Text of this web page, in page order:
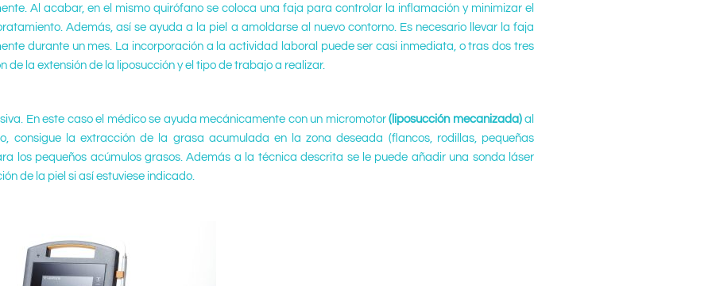
Al acabar, en el mismo quirófano se coloca una faja para controlar la inflamación y minimizar el
Además, así se ayuda a la piel a amoldarse al nuevo contorno. Es necesario llevar la faja
durante un mes. La incorporación a la actividad laboral puede ser casi inmediata, o tras dos tres
de la extensión de la liposucción y el tipo de trabajo a realizar.
En este caso el médico se ayuda mecánicamente con un micromotor(liposucción mecanizada)al
consigue la extracción de la grasa acumulada en la zona deseada (flancos, rodillas, pequeñas
los pequeños acúmulos grasos. Además a la técnica descrita se le puede añadir una sonda láser
de la piel si así estuviese indicado.